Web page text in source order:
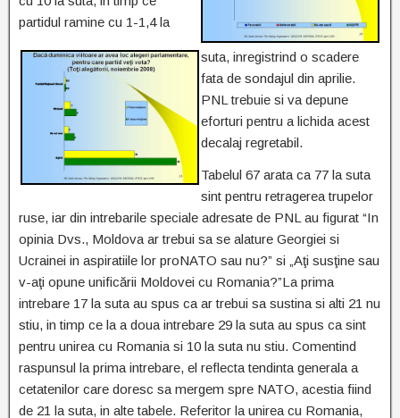
partidul ramine cu 1-1,4 la
suta, inregistrind o scadere
fata de sondajul din aprilie.
PNL trebuie si va depune
eforturi pentru a lichida acest
decalaj regretabil.
Tabelul 67 arata ca 77 la suta
sint pentru retragerea trupelor
ruse, iar din intrebarile speciale adresate de PNL au figurat “In
opinia Dvs., Moldova ar trebui sa se alature Georgiei si
Ucrainei in aspiratiile lor proNATO sau nu?” si „Aţi susţine sau
v-aţi opune unificării Moldovei cu Romania?”La prima
intrebare 17 la suta au spus ca ar trebui sa sustina si alti 21 nu
stiu, in timp ce la a doua intrebare 29 la suta au spus ca sint
pentru unirea cu Romania si 10 la suta nu stiu. Comentind
raspunsul la prima intrebare, el reflecta tendinta generala a
cetatenilor care doresc sa mergem spre NATO, acestia fiind
de 21 la suta, in alte tabele. Referitor la unirea cu Romania,